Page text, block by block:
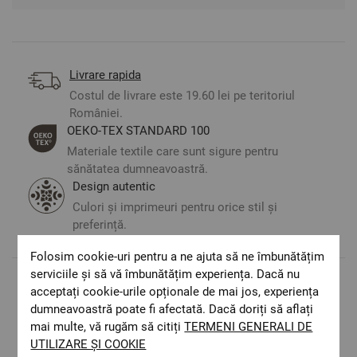
Livrare rapida
Costul de livrare este 19.60 lei pe teritoriul
României.
ОЕКО-ТЕX STANDARD 100
Materiale textile care sunt sigure pentru
sănătatea dumneavoastră.
Design autentic
Culori și imprimeuri pentru orice stil și
preferință.
Optiuni de a combina
Folosim cookie-uri pentru a ne ajuta să ne îmbunătățim
serviciile și să vă îmbunătățim experiența. Dacă nu
acceptați cookie-urile opționale de mai jos, experiența
dumneavoastră poate fi afectată. Dacă doriți să aflați
mai multe, vă rugăm să citițiTERMENI GENERALI DE
UTILIZARE ȘI COOKIE